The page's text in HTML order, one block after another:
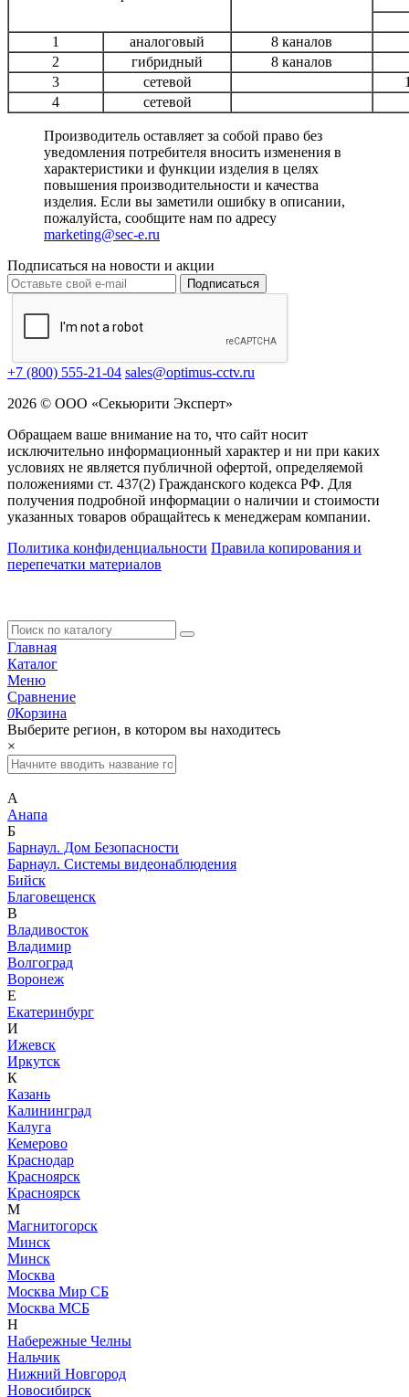
1 аналоговый
8 каналов
2
гибридный
8 каналов
3
сетевой
4
сетевой
Производитель оставляет за собой право без
уведомления потребителя вносить изменения в
характеристики и функции изделия в целях
повышения производительности и качества
изделия. Если вы заметили ошибку в описании,
пожалуйста, сообщите нам по адресу
marketing@sec-e.ru
Подписаться на новости и акции
Подписаться
+7 (800) 555-21-04 sales@optimus-cctv.ru
2026 © ООО «Секьюрити Эксперт»
Обращаем ваше внимание на то, что сайт носит
исключительно информационный характер и ни при каких
условиях не является публичной офертой, определяемой
положениями ст. 437(2) Гражданского кодекса РФ. Для
получения подробной информации о наличии и стоимости
указанных товаров обращайтесь к менеджерам компании.
Политика конфиденциальности Правила копирования и
перепечатки материалов
Главная
Каталог
Меню
Сравнение
0Корзина
Выберите регион, в котором вы находитесь
×
А
Анапа
Б
Барнаул. Дом Безопасности
Барнаул. Системы видеонаблюдения
Бийск
Благовещенск
В
Владивосток
Владимир
Волгоград
Воронеж
Е
Екатеринбург
И
Ижевск
Иркутск
К
Казань
Калининград
Калуга
Кемерово
Краснодар
Красноярск
Красноярск
М
Магнитогорск
Минск
Минск
Москва
Москва Мир СБ
Москва МСБ
Н
Набережные Челны
Нальчик
Нижний Новгород
Новосибирск